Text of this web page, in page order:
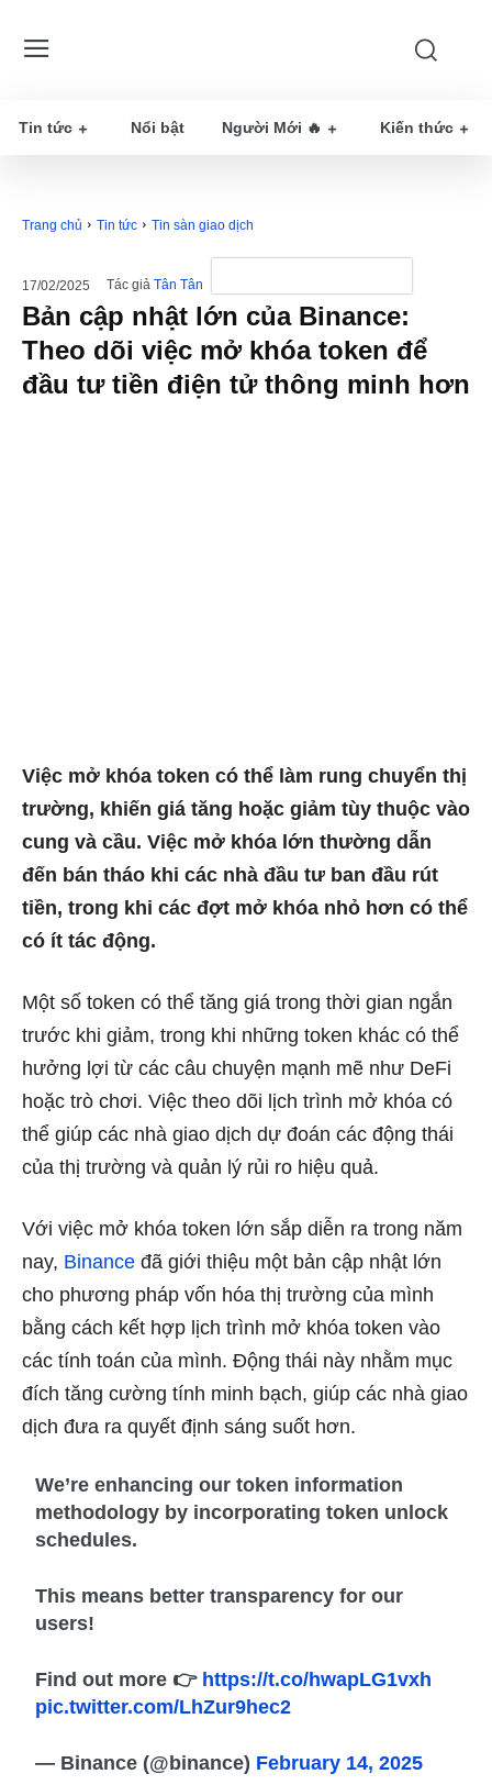
Tin tức Nổi bật Người Mới 🔥 Kiến thức
Trang chủ Tin tức Tin sàn giao dịch
17/02/2025 Tác giả Tân Tân
Bản cập nhật lớn của Binance:
Theo dõi việc mở khóa token để
đầu tư tiền điện tử thông minh hơn
Việc mở khóa token có thể làm rung chuyển thị
trường, khiến giá tăng hoặc giảm tùy thuộc vào
cung và cầu. Việc mở khóa lớn thường dẫn
đến bán tháo khi các nhà đầu tư ban đầu rút
tiền, trong khi các đợt mở khóa nhỏ hơn có thể
có ít tác động.
Một số token có thể tăng giá trong thời gian ngắn
trước khi giảm, trong khi những token khác có thể
hưởng lợi từ các câu chuyện mạnh mẽ như DeFi
hoặc trò chơi. Việc theo dõi lịch trình mở khóa có
thể giúp các nhà giao dịch dự đoán các động thái
của thị trường và quản lý rủi ro hiệu quả.
Với việc mở khóa token lớn sắp diễn ra trong năm
nay, Binance đã giới thiệu một bản cập nhật lớn
cho phương pháp vốn hóa thị trường của mình
bằng cách kết hợp lịch trình mở khóa token vào
các tính toán của mình. Động thái này nhằm mục
đích tăng cường tính minh bạch, giúp các nhà giao
dịch đưa ra quyết định sáng suốt hơn.
We’re enhancing our token information
methodology by incorporating token unlock
schedules.
This means better transparency for our
users!
Find out more 👉 https://t.co/hwapLG1vxh
pic.twitter.com/LhZur9hec2
— Binance (@binance) February 14, 2025